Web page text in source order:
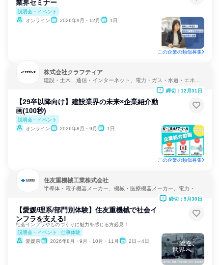
業界セミナー
説明会・イベント
オンライン
2026年9月・12月 1日
この企業の類似募集
株式会社クラフティア
建設・土木、通信・インターネット、電力・ガス・水道・エネル
【29卒以降向け】建設業界の未来×企業紹介動
画(100秒)
説明会・イベント
オンライン
2026年8月・9月 1日
締切：12月31日
この企業の類似募集
住友重機械工業株式会社
半導体・電子機器メーカー、機械・医療機器メーカー、電力・ガ
【愛媛/理系/部門別体験】住友重機械で社会イ
ンフラを支える!
社会インフラやものづくりに魅力を感じる方必見！
説明会・イベント
仕事体験
愛媛県
2026年8月・9月・10月・11月 2日～4日
締切：9月30日